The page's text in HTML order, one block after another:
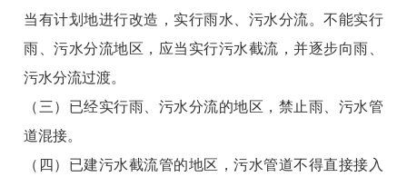
当有计划地进行改造，实行雨水、污水分流。不能实行
雨、污水分流地区，应当实行污水截流，并逐步向雨、
污水分流过渡。
（三）已经实行雨、污水分流的地区，禁止雨、污水管
道混接。
（四）已建污水截流管的地区，污水管道不得直接接入